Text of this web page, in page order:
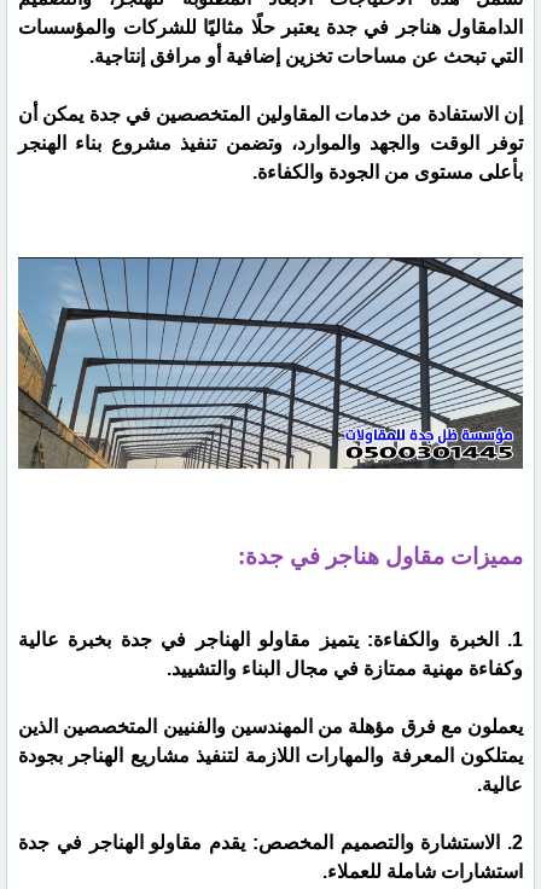
الدامقاول هناجر في جدة يعتبر حلًا مثاليًا للشركات والمؤسسات
التي تبحث عن مساحات تخزين إضافية أو مرافق إنتاجية.
إن الاستفادة من خدمات المقاولين المتخصصين في جدة يمكن أن
توفر الوقت والجهد والموارد، وتضمن تنفيذ مشروع بناء الهنجر
بأعلى مستوى من الجودة والكفاءة.
مميزات مقاول هناجر في جدة:
1. الخبرة والكفاءة: يتميز مقاولو الهناجر في جدة بخبرة عالية
وكفاءة مهنية ممتازة في مجال البناء والتشييد.
يعملون مع فرق مؤهلة من المهندسين والفنيين المتخصصين الذين
يمتلكون المعرفة والمهارات اللازمة لتنفيذ مشاريع الهناجر بجودة
عالية.
2. الاستشارة والتصميم المخصص: يقدم مقاولو الهناجر في جدة
استشارات شاملة للعملاء.